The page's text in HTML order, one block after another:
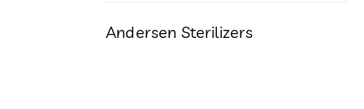
Andersen Sterilizers